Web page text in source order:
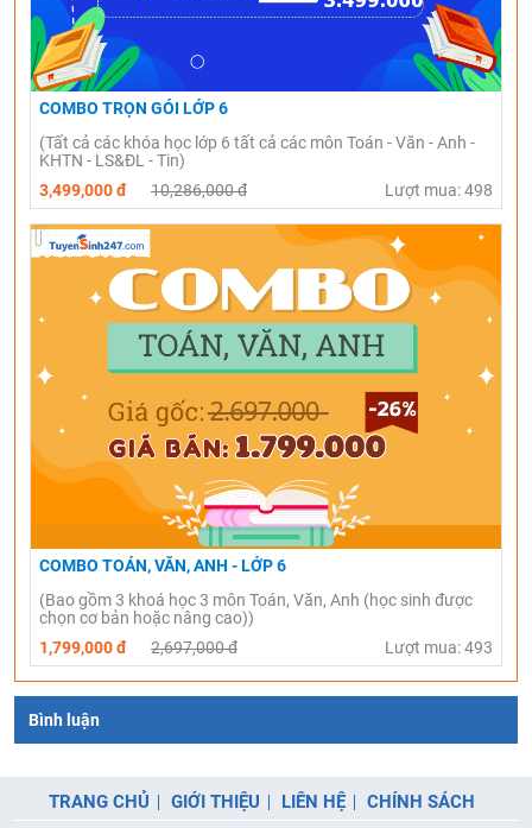
COMBO TRỌN GÓI LỚP 6
(Tất cả các khóa học lớp 6 tất cả các môn Toán - Văn - Anh -
KHTN - LS&ĐL - Tin)
3,499,000 đ
10,286,000 đ Lượt mua: 498
COMBO TOÁN, VĂN, ANH - LỚP 6
(Bao gồm 3 khoá học 3 môn Toán, Văn, Anh (học sinh được
chọn cơ bản hoặc nâng cao))
1,799,000 đ
2,697,000 đ Lượt mua: 493
Bình luận
TRANG CHỦ GIỚI THIỆU LIÊN HỆ CHÍNH SÁCH